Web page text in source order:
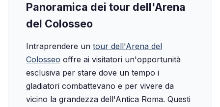
Panoramica dei tour dell'Arena
del Colosseo
Intraprendere un tour dell'Arena del
Colosseo offre ai visitatori un'opportunità
esclusiva per stare dove un tempo i
gladiatori combattevano e per vivere da
vicino la grandezza dell'Antica Roma. Questi